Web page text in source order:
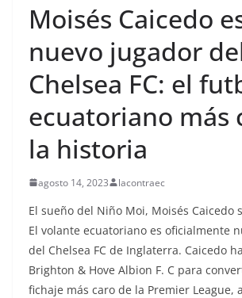
Moisés Caicedo
nuevo jugador
Chelsea FC: el
ecuatoriano más
la historia
agosto 14, 2023 lacontraec
El sueño del Niño Moi, Moisés Caicedo
El volante ecuatoriano es oficialmente
del Chelsea FC de Inglaterra. Caicedo
Brighton & Hove Albion F. C para
fichaje más caro de la Premier League,